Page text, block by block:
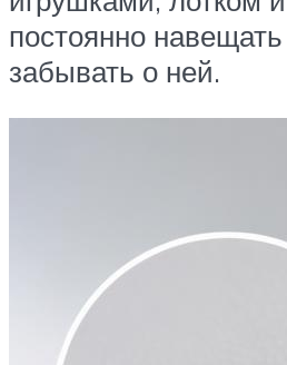
постоянно
забывать о ней.